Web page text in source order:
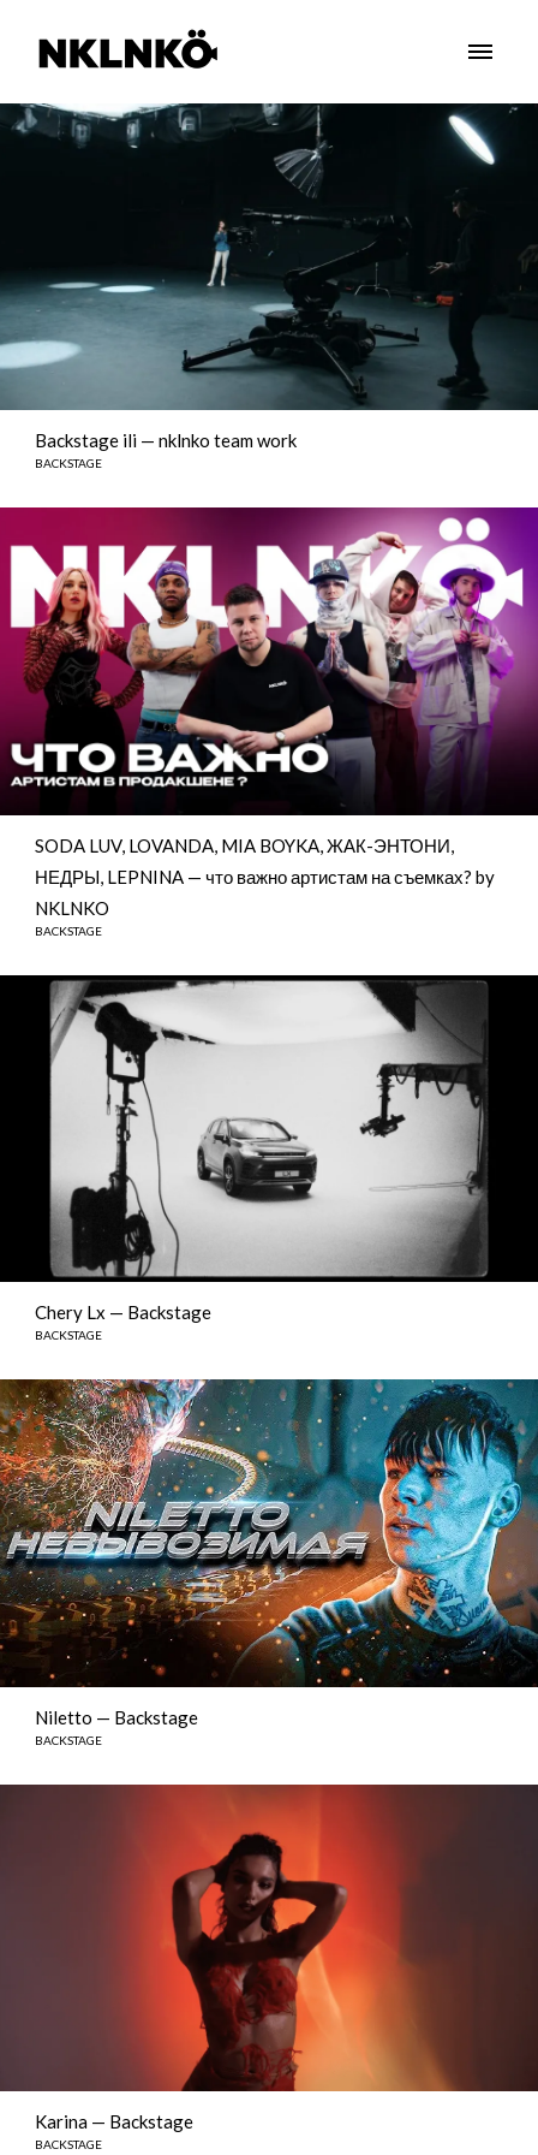
Backstage ili — nklnko team work
BACKSTAGE
SODA LUV, LOVANDA, MIA BOYKA, ЖАК-ЭНТОНИ,
НЕДРЫ, LEPNINA — что важно артистам на съемках? by
NKLNKO
BACKSTAGE
Chery Lx — Backstage
BACKSTAGE
Niletto — Backstage
BACKSTAGE
Karina — Backstage
BACKSTAGE